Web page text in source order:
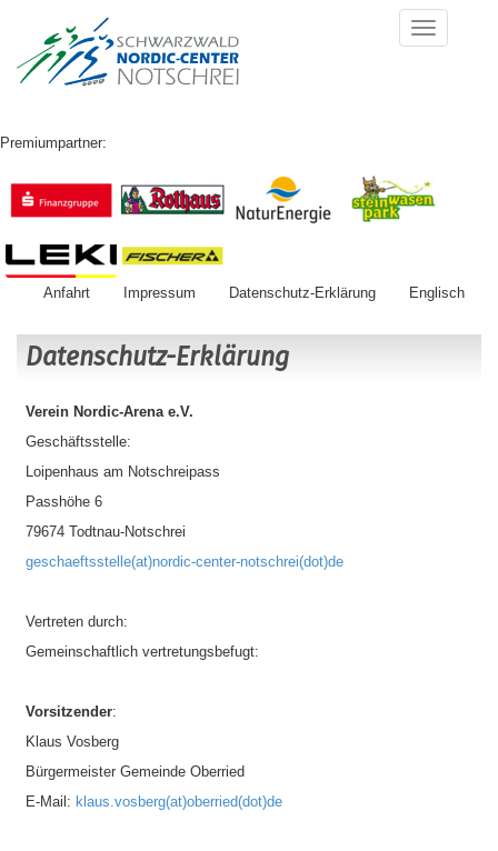
Premiumpartner:
Anfahrt Impressum Datenschutz-Erklärung Englisch
Datenschutz-Erklärung
Verein Nordic-Arena e.V.
Geschäftsstelle:
Loipenhaus am Notschreipass
Passhöhe 6
79674 Todtnau-Notschrei
geschaeftsstelle(at)nordic-center-notschrei(dot)de
Vertreten durch:
Gemeinschaftlich vertretungsbefugt:
Vorsitzender:
Klaus Vosberg
Bürgermeister Gemeinde Oberried
E-Mail: klaus.vosberg(at)oberried(dot)de